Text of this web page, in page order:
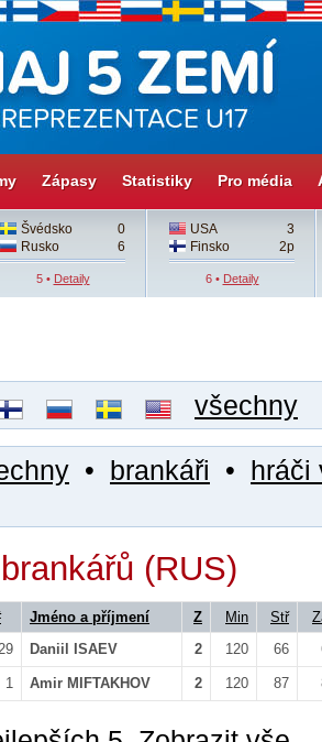
Zápasy Statistiky Pro média
Švédsko
0
Rusko
6
5 • Detaily
USA
3
Finsko
2p
6 • Detaily
všechny
• brankáři • hráči
(RUS)
Jméno a příjmení Z Min Stř
Daniil ISAEV 2 120 66
1 Amir MIFTAKHOV 2 120 87